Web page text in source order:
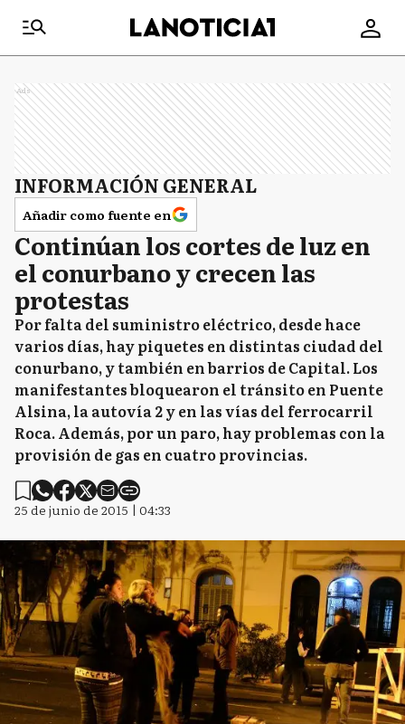
Ads
INFORMACIÓN GENERAL
Añadir como fuente en
Continúan los cortes de luz en
el conurbano y crecen las
protestas
Por falta del suministro eléctrico, desde hace
varios días, hay piquetes en distintas ciudad del
conurbano, y también en barrios de Capital. Los
manifestantes bloquearon el tránsito en Puente
Alsina, la autovía 2 y en las vías del ferrocarril
Roca. Además, por un paro, hay problemas con la
provisión de gas en cuatro provincias.
25 de junio de 2015 | 04:33